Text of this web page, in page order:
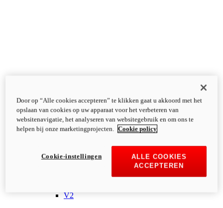
V2
Door op “Alle cookies accepteren” te klikken gaat u akkoord met het
opslaan van cookies op uw apparaat voor het verbeteren van
websitenavigatie, het analyseren van websitegebruik en om ons te
helpen bij onze marketingprojecten.
Cookie policy
ALLE COOKIES
ACCEPTEREN
Cookie-instellingen